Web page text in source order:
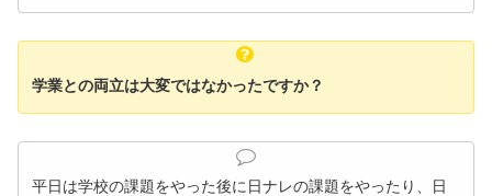
学業との両立は大変ではなかったですか？
平日は学校の課題をやった後に日ナレの課題をやったり、日